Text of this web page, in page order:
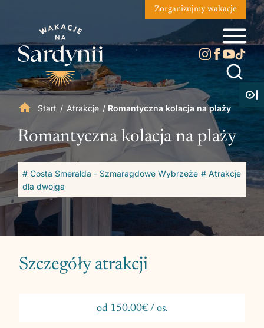
Zorganizujmy wakacje
Start / Atrakcje / Romantyczna kolacja na plaży
Romantyczna kolacja na plaży
# Costa Smeralda - Szmaragdowe Wybrzeże # Atrakcje
dla dwojga
Szczegóły atrakcji
od 150.00€ / os.